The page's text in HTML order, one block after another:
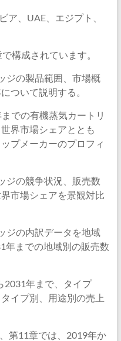
ア、UAE、エジプト、
構成されています。
ジの製品範囲、市場概
ついて説明する。
での有機蒸気カートリ
界市場シェアととも
プメーカーのプロフィ
ジの競争状況、販売数
市場シェアを景観対比
ジの内訳データを地域
年までの地域別の販売数
2031年まで、タイプ
イプ別、用途別の売上
第11章では、2019年か